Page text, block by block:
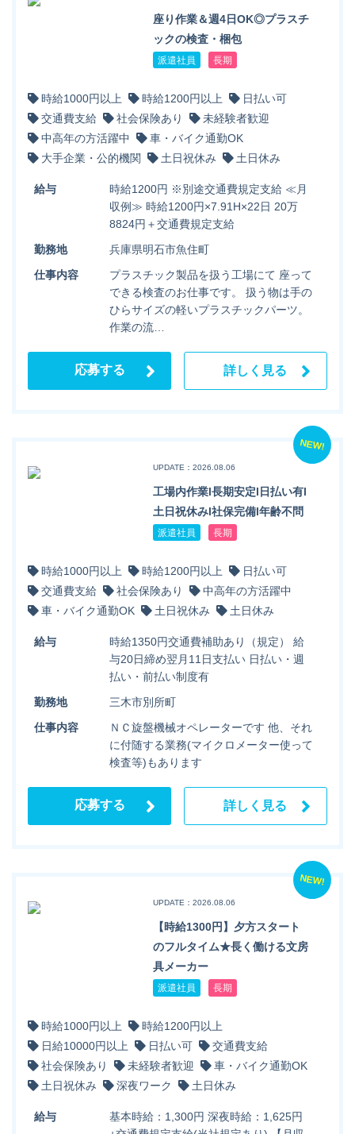
座り作業＆週4日OK◎プラスチ
ックの検査・梱包
派遣社員 長期
時給1000円以上 時給1200円以上
日払い可
交通費支給
社会保険あり
未経験者歓迎
中高年の方活躍中
車・バイク通勤OK
大手企業・公的機関
土日祝休み 土日休み
給与
時給1200円 ※別途交通費規定支給 ≪月
収例≫ 時給1200円×7.91H×22日 20万
8824円＋交通費規定支給
勤務地
兵庫県明石市魚住町
仕事内容
プラスチック製品を扱う工場にて 座って
できる検査のお仕事です。 扱う物は手の
ひらサイズの軽いプラスチックパーツ。
作業の流…
応募する 詳しく見る
NEW!
UPDATE：2026.08.06
工場内作業l長期安定l日払い有l
土日祝休みl社保完備l年齢不問
派遣社員 長期
時給1000円以上 時給1200円以上
日払い可
交通費支給
社会保険あり
中高年の方活躍中
車・バイク通勤OK
土日祝休み 土日休み
給与
時給1350円交通費補助あり（規定） 給
与20日締め翌月11日支払い 日払い・週
払い・前払い制度有
勤務地
三木市別所町
仕事内容
ＮＣ旋盤機械オペレーターです 他、それ
に付随する業務(マイクロメーター使って
検査等)もあります
応募する 詳しく見る
NEW!
UPDATE：2026.08.06
【時給1300円】夕方スタート
のフルタイム★長く働ける文房
具メーカー
派遣社員 長期
時給1000円以上
時給1200円以上
日給10000円以上
日払い可
交通費支給
社会保険あり
未経験者歓迎
車・バイク通勤OK
土日祝休み
深夜ワーク 土日休み
給与
基本時給：1,300円 深夜時給：1,625円